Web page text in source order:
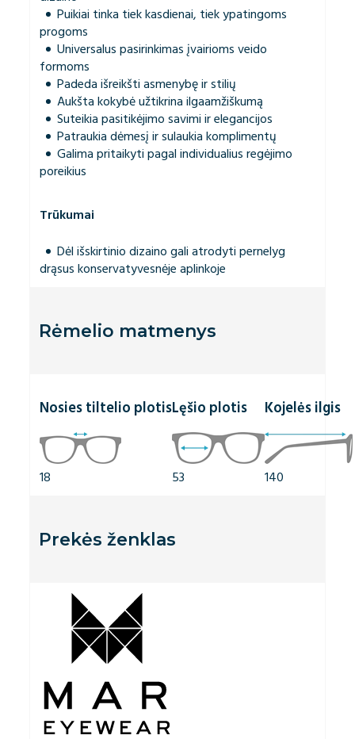
Puikiai tinka tiek kasdienai, tiek ypatingoms
progoms
Universalus pasirinkimas įvairioms veido
formoms
Padeda išreikšti asmenybę ir stilių
Aukšta kokybė užtikrina ilgaamžiškumą
Suteikia pasitikėjimo savimi ir elegancijos
Patraukia dėmesį ir sulaukia komplimentų
Galima pritaikyti pagal individualius regėjimo
poreikius
Trūkumai
Dėl išskirtinio dizaino gali atrodyti pernelyg
drąsus konservatyvesnėje aplinkoje
Rėmelio matmenys
Nosies tiltelio plotis
18
Lęšio plotis
53
Kojelės ilgis
140
Prekės ženklas